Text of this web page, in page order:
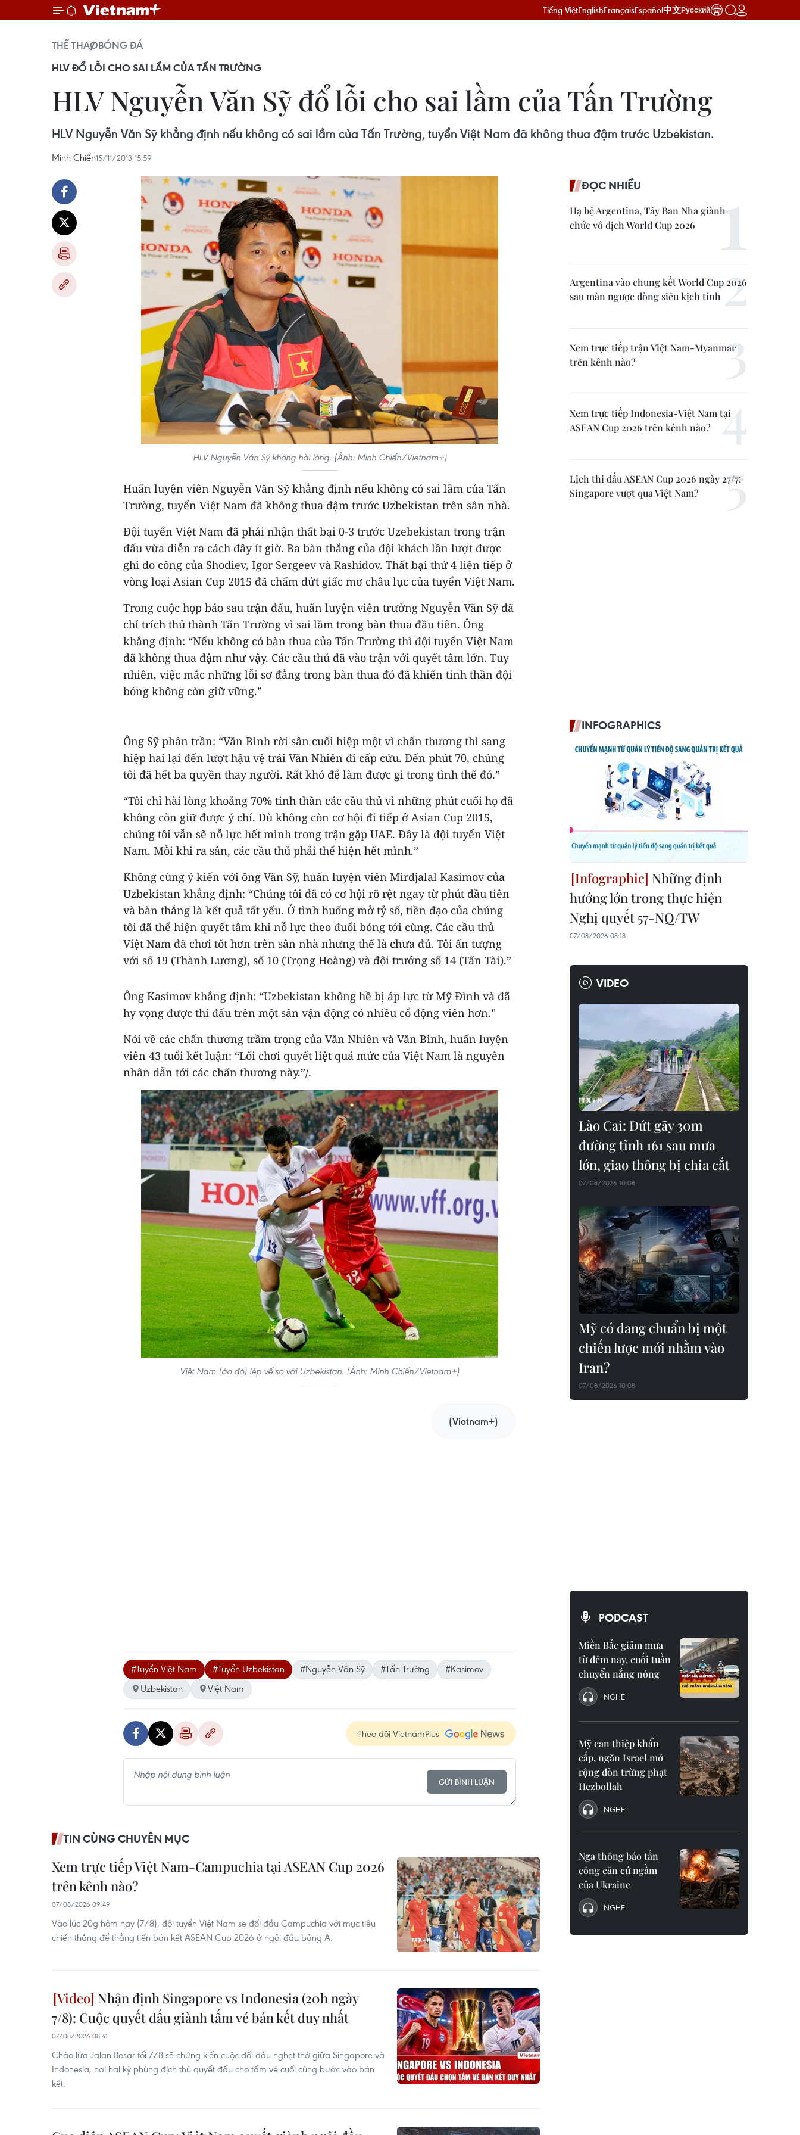
Tiếng ViệtEnglishFrançaisEspañol中文Русский
THỂ THAOBÓNG ĐÁ
HLV ĐỔ LỖI CHO SAI LẦM CỦA TẤN TRƯỜNG
HLV Nguyễn Văn Sỹ đổ lỗi cho sai lầm của Tấn Trường
HLV Nguyễn Văn Sỹ khẳng định nếu không có sai lầm của Tấn Trường, tuyển Việt Nam đã không thua đậm trước Uzbekistan.
Minh Chiến15/11/2013 15:59
HLV Nguyễn Văn Sỹ không hài lòng. (Ảnh: Minh Chiến/Vietnam+)
Huấn luyện viên Nguyễn Văn Sỹ khẳng định nếu không có sai lầm của Tấn
Trường, tuyển Việt Nam đã không thua đậm trước Uzbekistan trên sân nhà.
Đội tuyển Việt Nam đã phải nhận thất bại 0-3 trước Uzebekistan trong trận
đấu vừa diễn ra cách đây ít giờ. Ba bàn thắng của đội khách lần lượt được
ghi do công của Shodiev, Igor Sergeev và Rashidov. Thất bại thứ 4 liên tiếp ở
vòng loại Asian Cup 2015 đã chấm dứt giấc mơ châu lục của tuyển Việt Nam.
Trong cuộc họp báo sau trận đấu, huấn luyện viên trưởng Nguyễn Văn Sỹ đã
chỉ trích thủ thành Tấn Trường vì sai lầm trong bàn thua đầu tiên. Ông
khẳng định: “Nếu không có bàn thua của Tấn Trường thì đội tuyển Việt Nam
đã không thua đậm như vậy. Các cầu thủ đã vào trận với quyết tâm lớn. Tuy
nhiên, việc mắc những lỗi sơ đẳng trong bàn thua đó đã khiến tinh thần đội
bóng không còn giữ vững.”
Ông Sỹ phân trần: “Văn Bình rời sân cuối hiệp một vì chấn thương thì sang
hiệp hai lại đến lượt hậu vệ trái Văn Nhiên đi cấp cứu. Đến phút 70, chúng
tôi đã hết ba quyền thay người. Rất khó để làm được gì trong tình thế đó.”
“Tôi chỉ hài lòng khoảng 70% tinh thần các cầu thủ vì những phút cuối họ đã
không còn giữ được ý chí. Dù không còn cơ hội đi tiếp ở Asian Cup 2015,
chúng tôi vẫn sẽ nỗ lực hết mình trong trận gặp UAE. Đây là đội tuyển Việt
Nam. Mỗi khi ra sân, các cầu thủ phải thể hiện hết mình.”
Không cùng ý kiến với ông Văn Sỹ, huấn luyện viên Mirdjalal Kasimov của
Uzbekistan khẳng định: “Chúng tôi đã có cơ hội rõ rệt ngay từ phút đầu tiên
và bàn thắng là kết quả tất yếu. Ở tình huống mở tỷ số, tiền đạo của chúng
tôi đã thể hiện quyết tâm khi nỗ lực theo đuổi bóng tới cùng. Các cầu thủ
Việt Nam đã chơi tốt hơn trên sân nhà nhưng thế là chưa đủ. Tôi ấn tượng
với số 19 (Thành Lương), số 10 (Trọng Hoàng) và đội trưởng số 14 (Tấn Tài).”
Ông Kasimov khẳng định: “Uzbekistan không hề bị áp lực từ Mỹ Đình và đã
hy vọng được thi đấu trên một sân vận động có nhiều cổ động viên hơn.”
Nói về các chấn thương trầm trọng của Văn Nhiên và Văn Bình, huấn luyện
viên 43 tuổi kết luận: “Lối chơi quyết liệt quá mức của Việt Nam là nguyên
nhân dẫn tới các chấn thương này.”/.
Việt Nam (áo đỏ) lép vế so với Uzbekistan. (Ảnh: Minh Chiến/Vietnam+)
(Vietnam+)
#Tuyển Việt Nam #Tuyển Uzbekistan #Nguyễn Văn Sỹ #Tấn Trường
#Kasimov
Uzbekistan
Việt Nam
Theo dõi VietnamPlus
GỬI BÌNH LUẬN
TIN CÙNG CHUYÊN MỤC
Xem trực tiếp Việt Nam-Campuchia tại ASEAN Cup 2026
trên kênh nào?
07/08/2026 09:49
Vào lúc 20g hôm nay (7/8), đội tuyển Việt Nam sẽ đối đầu Campuchia với mục tiêu
chiến thắng để thẳng tiến bán kết ASEAN Cup 2026 ở ngôi đầu bảng A.
Nhận định Singapore vs Indonesia (20h ngày
7/8): Cuộc quyết đấu giành tấm vé bán kết duy nhất
07/08/2026 08:41
Chảo lửa Jalan Besar tối 7/8 sẽ chứng kiến cuộc đối đầu nghẹt thở giữa Singapore và
Indonesia, nơi hai kỳ phùng địch thủ quyết đấu cho tấm vé cuối cùng bước vào bán
kết.
ĐỌC NHIỀU
Hạ bệ Argentina, Tây Ban Nha giành
chức vô địch World Cup 2026
Argentina vào chung kết World Cup 2026
sau màn ngược dòng siêu kịch tính
Xem trực tiếp trận Việt Nam-Myanmar
trên kênh nào?
Xem trực tiếp Indonesia-Việt Nam tại
ASEAN Cup 2026 trên kênh nào?
Lịch thi đấu ASEAN Cup 2026 ngày 27/7:
Singapore vượt qua Việt Nam?
INFOGRAPHICS
Những định
hướng lớn trong thực hiện
Nghị quyết 57-NQ/TW
07/08/2026 08:18
VIDEO
Lào Cai: Đứt gãy 30m
đường tỉnh 161 sau mưa
lớn, giao thông bị chia cắt
07/08/2026 10:08
Mỹ có đang chuẩn bị một
chiến lược mới nhằm vào
Iran?
07/08/2026 10:08
PODCAST
Miền Bắc giảm mưa
từ đêm nay, cuối tuần
chuyển nắng nóng
NGHE
Mỹ can thiệp khẩn
cấp, ngăn Israel mở
rộng đòn trừng phạt
Hezbollah
NGHE
Nga thông báo tấn
công căn cứ ngầm
của Ukraine
NGHE